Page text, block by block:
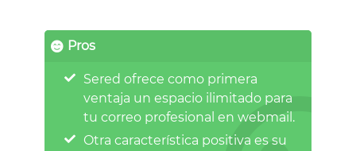
Pros
Sered ofrece como primera
ventaja un espacio ilimitado para
tu correo profesional en webmail.
Otra característica positiva es su